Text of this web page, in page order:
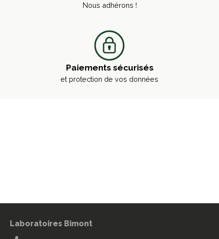
Nous adhérons !
Paiements sécurisés
et protection de vos données
Laboratoires Bimont